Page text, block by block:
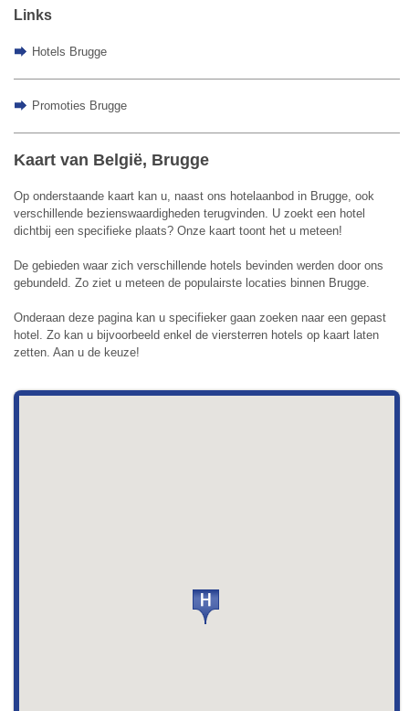
Links
Hotels Brugge
Promoties Brugge
Kaart van België, Brugge
Op onderstaande kaart kan u, naast ons hotelaanbod in Brugge, ook
verschillende bezienswaardigheden terugvinden. U zoekt een hotel
dichtbij een specifieke plaats? Onze kaart toont het u meteen!
De gebieden waar zich verschillende hotels bevinden werden door ons
gebundeld. Zo ziet u meteen de populairste locaties binnen Brugge.
Onderaan deze pagina kan u specifieker gaan zoeken naar een gepast
hotel. Zo kan u bijvoorbeeld enkel de viersterren hotels op kaart laten
zetten. Aan u de keuze!